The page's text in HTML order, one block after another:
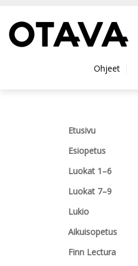
Ohjeet
Etusivu
Esiopetus
Luokat 1–6
Luokat 7–9
Lukio
Aikuisopetus
Finn Lectura